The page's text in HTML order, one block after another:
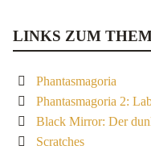
LINKS ZUM
Phantasmagoria
Phantasmagoria 2:
Black Mirror: Der
Scratches